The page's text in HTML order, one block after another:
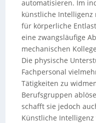
automatisieren. Im
künstliche
für körperliche
eine zwangsläufige
mechanischen
Die physische
Fachpersonal
Tätigkeiten zu
Berufsgruppen
schafft sie jedoch
Künstliche